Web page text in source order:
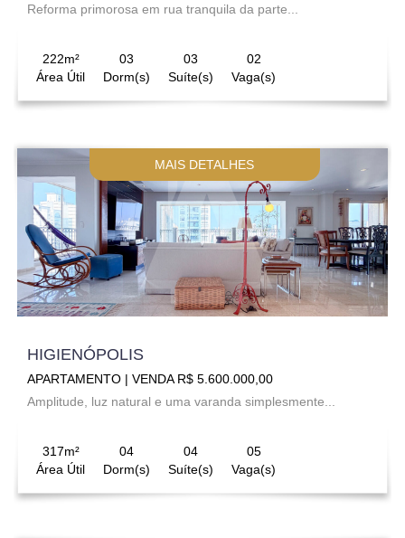
Reforma primorosa em rua tranquila da parte...
222m²
Área Útil
03
Dorm(s)
03
Suíte(s)
02
Vaga(s)
MAIS DETALHES
HIGIENÓPOLIS
APARTAMENTO | VENDA R$ 5.600.000,00
Amplitude, luz natural e uma varanda simplesmente...
317m²
Área Útil
04
Dorm(s)
04
Suíte(s)
05
Vaga(s)